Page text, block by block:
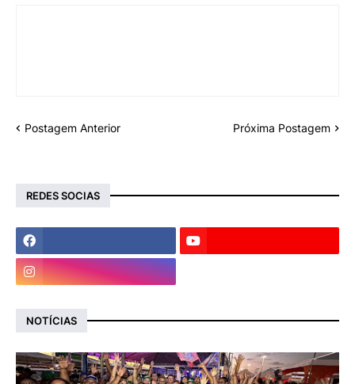
Postagem Anterior Próxima Postagem
REDES SOCIAS
NOTÍCIAS